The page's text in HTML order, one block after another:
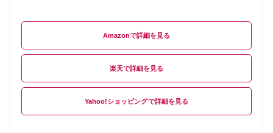
Amazon
楽天
Yahoo!ショッピング